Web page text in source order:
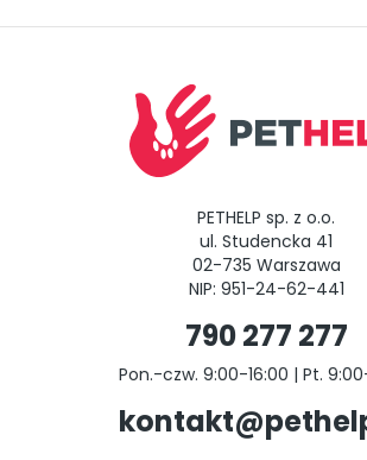
PETHELP sp. z o.o.
ul. Studencka 41
02-735 Warszawa
NIP: 951-24-62-441
790 277 277
Pon.-czw. 9:00-16:00 | Pt.